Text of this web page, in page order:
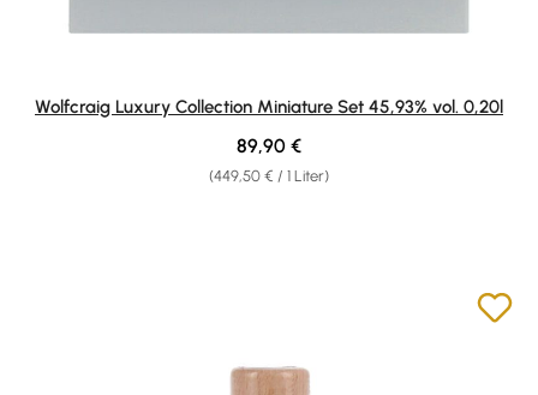
Wolfcraig Luxury Collection Miniature Set 45,93% vol. 0,20l
(449,50 € / 1 Liter)
Regulärer Preis:
89,90 €